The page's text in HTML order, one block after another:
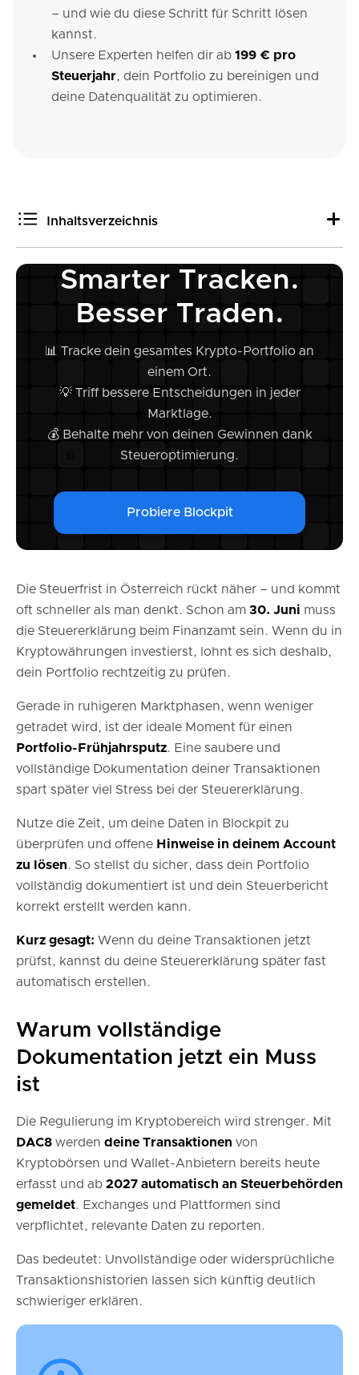
– und wie du diese Schritt für Schritt lösen
kannst.
Unsere Experten helfen dir ab 199 € pro
Steuerjahr, dein Portfolio zu bereinigen und
deine Datenqualität zu optimieren.
Inhaltsverzeichnis
Warum vollständige Dokumentation jetzt ein Muss ist
Schritt 2: Hinweise lösen und Account Health verbessern
Smarter Tracken.
Besser Traden.
📊 Tracke dein gesamtes Krypto-Portfolio an
einem Ort.
💡 Triff bessere Entscheidungen in jeder
Marktlage.
💰 Behalte mehr von deinen Gewinnen dank
Steueroptimierung.
Probiere Blockpit
Die Steuerfrist in Österreich rückt näher – und kommt
oft schneller als man denkt. Schon am 30. Juni muss
die Steuererklärung beim Finanzamt sein. Wenn du in
Kryptowährungen investierst, lohnt es sich deshalb,
dein Portfolio rechtzeitig zu prüfen.
Gerade in ruhigeren Marktphasen, wenn weniger
getradet wird, ist der ideale Moment für einen
Portfolio-Frühjahrsputz. Eine saubere und
vollständige Dokumentation deiner Transaktionen
spart später viel Stress bei der Steuererklärung.
Nutze die Zeit, um deine Daten in Blockpit zu
überprüfen und offene Hinweise in deinem Account
zu lösen. So stellst du sicher, dass dein Portfolio
vollständig dokumentiert ist und dein Steuerbericht
korrekt erstellt werden kann.
Kurz gesagt: Wenn du deine Transaktionen jetzt
prüfst, kannst du deine Steuererklärung später fast
automatisch erstellen.
Warum vollständige
Dokumentation jetzt ein Muss
ist
Die Regulierung im Kryptobereich wird strenger. Mit
DAC8 werden deine Transaktionen von
Kryptobörsen und Wallet-Anbietern bereits heute
erfasst und ab 2027 automatisch an Steuerbehörden
gemeldet. Exchanges und Plattformen sind
verpflichtet, relevante Daten zu reporten.
Das bedeutet: Unvollständige oder widersprüchliche
Transaktionshistorien lassen sich künftig deutlich
schwieriger erklären.